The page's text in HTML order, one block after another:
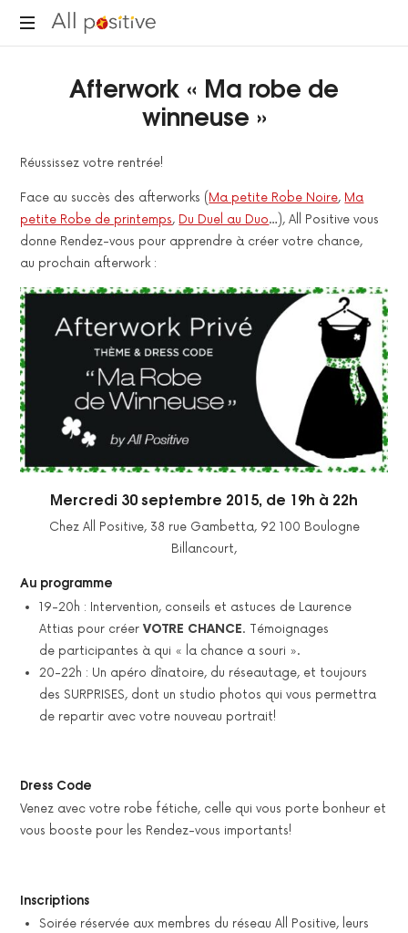
All
Afterwork « Ma robe de
winneuse »
Réussissez votre rentrée!
Face au succès des afterworks ( Ma petite Robe Noire, Ma
petite Robe de printemps, Du Duel au Duo…), All Positive vous
donne Rendez-vous pour apprendre à créer votre chance,
au prochain afterwork :
Mercredi 30 septembre 2015, de 19h à 22h
Chez All Positive, 38 rue Gambetta, 92 100 Boulogne
Billancourt,
Au programme
19-20h : Intervention, conseils et astuces de Laurence
Attias pour créerVOTRE CHANCE. Témoignages
de participantes à qui « la chance a souri ».
20-22h : Un apéro dînatoire, du réseautage, et toujours
des SURPRISES, dont un studio photos qui vous permettra
de repartir avec votre nouveau portrait!
Dress Code
Venez avec votre robe fétiche, celle qui vous porte bonheur et
vous booste pour les Rendez-vous importants!
Inscriptions
Soirée réservée aux membres du réseau All Positive, leurs